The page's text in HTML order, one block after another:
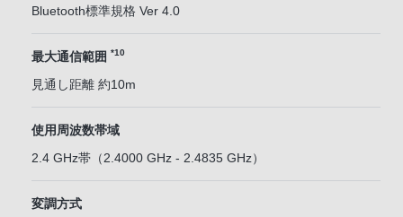
Bluetooth標準規格 Ver 4.0
最大通信範囲 *10
見通し距離 約10m
使用周波数帯域
2.4 GHz帯（2.4000 GHz - 2.4835 GHz）
変調方式